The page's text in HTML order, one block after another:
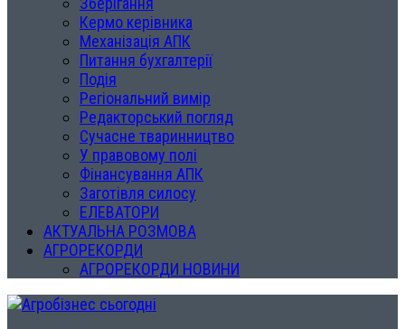
Кермо керівника
Механізація АПК
Питання бухгалтерії
Подія
Регіональний вимір
Редакторський погляд
Сучасне тваринництво
У правовому полі
Фінансування АПК
Заготівля силосу
ЕЛЕВАТОРИ
АКТУАЛЬНА РОЗМОВА
АГРОРЕКОРДИ
АГРОРЕКОРДИ НОВИНИ